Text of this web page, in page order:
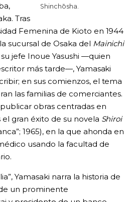
Shinchōsha.
Tras
Femenina de Kioto en 1944
sucursal de Osaka del Mainichi
jefe Inoue Yasushi —quien
más tarde—, Yamasaki
en sus comienzos, el tema
las familias de comerciantes.
obras centradas en
gran éxito de su novela Shiroi
1965), en la que ahonda en
usando la facultad de
Yamasaki narra la historia de
un prominente